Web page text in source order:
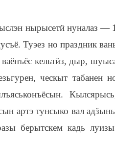
нырысетӥнуналаз — 1
Туэез но праздник
кельтӥз, дыр,
ческыт табанен
артэ тунсыко вал адӟ
берытскем кадь